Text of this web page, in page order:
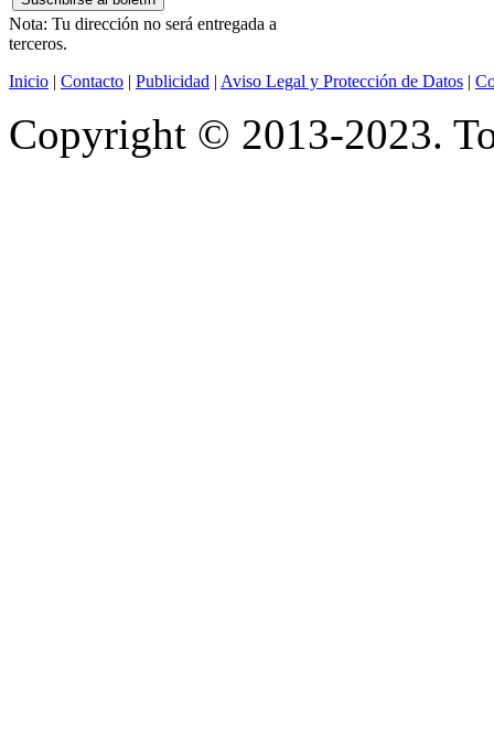
Nota: Tu dirección no será entregada a
terceros.
Inicio | Contacto | Publicidad | Aviso Legal y Protección de Datos |
Copyright © 2013-2023.